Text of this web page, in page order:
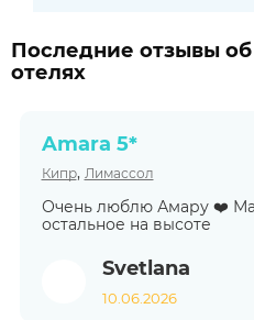
Последние отзывы об
отелях
Amara 5*
Кипр, Лимассол
Очень люблю Амару ❤️
остальное на высоте
Svetlana
10.06.2026